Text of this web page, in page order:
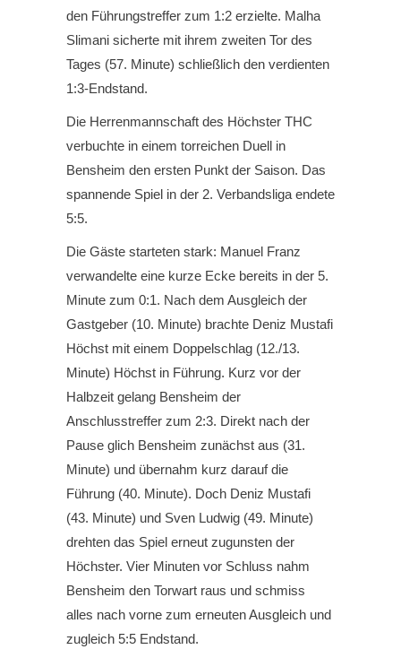
den Führungstreffer zum 1:2 erzielte. Malha
Slimani sicherte mit ihrem zweiten Tor des
Tages (57. Minute) schließlich den verdienten
1:3-Endstand.
Die Herrenmannschaft des Höchster THC
verbuchte in einem torreichen Duell in
Bensheim den ersten Punkt der Saison. Das
spannende Spiel in der 2. Verbandsliga endete
5:5.
Die Gäste starteten stark: Manuel Franz
verwandelte eine kurze Ecke bereits in der 5.
Minute zum 0:1. Nach dem Ausgleich der
Gastgeber (10. Minute) brachte Deniz Mustafi
Höchst mit einem Doppelschlag (12./13.
Minute) Höchst in Führung. Kurz vor der
Halbzeit gelang Bensheim der
Anschlusstreffer zum 2:3. Direkt nach der
Pause glich Bensheim zunächst aus (31.
Minute) und übernahm kurz darauf die
Führung (40. Minute). Doch Deniz Mustafi
(43. Minute) und Sven Ludwig (49. Minute)
drehten das Spiel erneut zugunsten der
Höchster. Vier Minuten vor Schluss nahm
Bensheim den Torwart raus und schmiss
alles nach vorne zum erneuten Ausgleich und
zugleich 5:5 Endstand.